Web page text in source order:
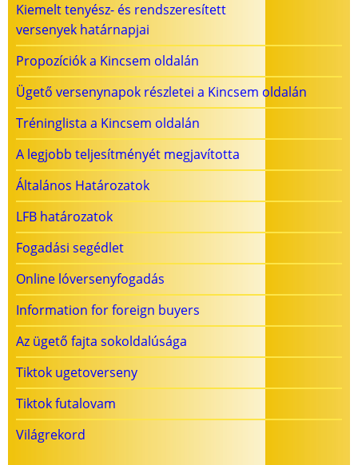
Kiemelt tenyész- és rendszeresített
versenyek határnapjai
Propozíciók a Kincsem oldalán
Ügető versenynapok részletei a Kincsem oldalán
Tréninglista a Kincsem oldalán
A legjobb teljesítményét megjavította
Általános Határozatok
LFB határozatok
Fogadási segédlet
Online lóversenyfogadás
Information for foreign buyers
Az ügető fajta sokoldalúsága
Tiktok ugetoverseny
Tiktok futalovam
Világrekord